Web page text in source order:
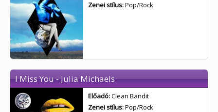
Zenei stílus:Pop/Rock
I Miss You - Julia Michaels
Előadó:Clean Bandit
Zenei stílus:Pop/Rock